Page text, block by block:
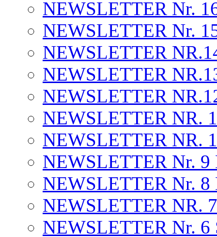
NEWSLETTER Nr.
NEWSLETTER Nr.
NEWSLETTER
NEWSLETTER
NEWSLETTER
NEWSLETTER NR.
NEWSLETTER NR.
NEWSLETTER Nr.
NEWSLETTER Nr.
NEWSLETTER NR.
NEWSLETTER Nr. 6